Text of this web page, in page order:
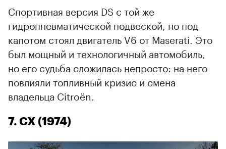
Спортивная версия DS с той же
гидропневматической подвеской, но под
капотом стоял двигатель V6 от Maserati. Это
был мощный и технологичный автомобиль,
но его судьба сложилась непросто: на него
повлияли топливный кризис и смена
владельца Citroën.
7. CX (1974)